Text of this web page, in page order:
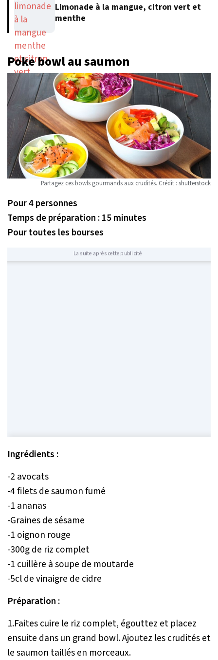
Limonade à la mangue, citron vert et
menthe
Poke bowl au saumon
Partagez ces bowls gourmands aux crudités. Crédit : shutterstock
Pour 4 personnes
Temps de préparation : 15 minutes
Pour toutes les bourses
La suite après cette publicité
Ingrédients :
-2 avocats
-4 filets de saumon fumé
-1 ananas
-Graines de sésame
-1 oignon rouge
-300g de riz complet
-1 cuillère à soupe de moutarde
-5cl de vinaigre de cidre
Préparation :
1.Faites cuire le riz complet, égouttez et placez
ensuite dans un grand bowl. Ajoutez les crudités et
le saumon taillés en morceaux.